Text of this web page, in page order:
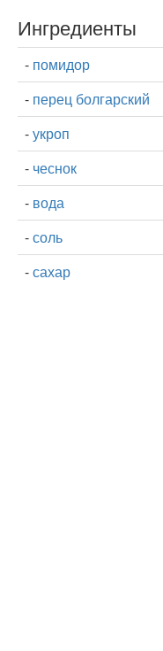
Ингредиенты
- помидор
- перец болгарский
-укроп
- чеснок
- вода
-соль
-сахар